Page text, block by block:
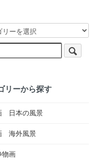
リーから探す
日本の風景
海外風景
物画